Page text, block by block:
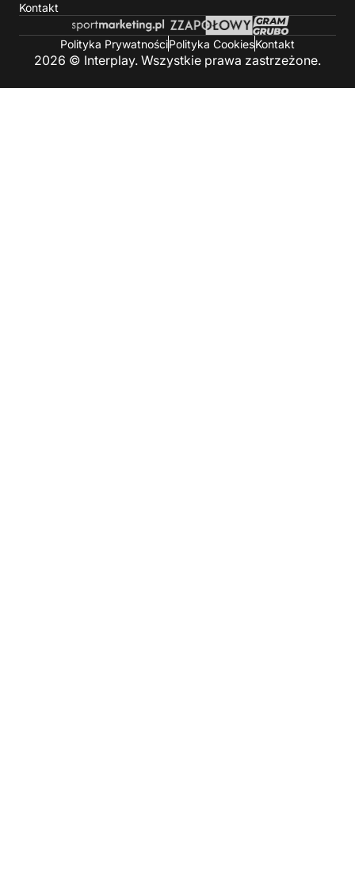
Kontakt
Polityka PrywatnościPolityka CookiesKontakt
2026 © Interplay. Wszystkie prawa zastrzeżone.